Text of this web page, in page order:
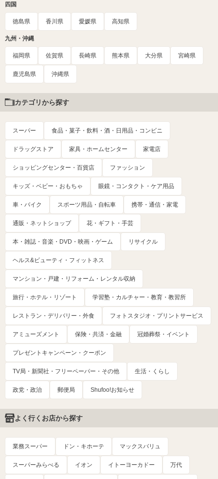
四国
徳島県 香川県 愛媛県 高知県
九州・沖縄
福岡県 佐賀県 長崎県 熊本県 大分県 宮崎県
鹿児島県 沖縄県
カテゴリから探す
スーパー 食品・菓子・飲料・酒・日用品・コンビニ
ドラッグストア 家具・ホームセンター 家電店
ショッピングセンター・百貨店 ファッション
キッズ・ベビー・おもちゃ 眼鏡・コンタクト・ケア用品
車・バイク スポーツ用品・自転車 携帯・通信・家電
通販・ネットショップ 花・ギフト・手芸
本・雑誌・音楽・DVD・映画・ゲーム リサイクル
ヘルス&ビューティ・フィットネス
マンション・戸建・リフォーム・レンタル収納
旅行・ホテル・リゾート 学習塾・カルチャー・教育・教習所
レストラン・デリバリー・外食 フォトスタジオ・プリントサービス
アミューズメント 保険・共済・金融 冠婚葬祭・イベント
プレゼントキャンペーン・クーポン
TV局・新聞社・フリーペーパー・その他 生活・くらし
政党・政治 郵便局 Shufoo!お知らせ
よく行くお店から探す
業務スーパー ドン・キホーテ マックスバリュ
スーパーみらべる イオン イトーヨーカドー 万代